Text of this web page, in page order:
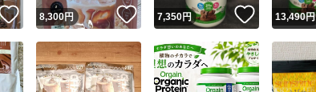
いいね！
8,300円 いいね！
7,350円 いいね！
13,490円